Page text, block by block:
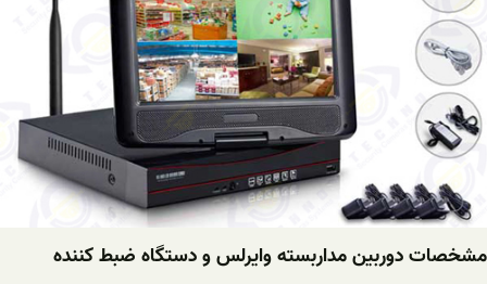
مشخصات دوربین مداربسته وایرلس و دستگاه ضبط کننده